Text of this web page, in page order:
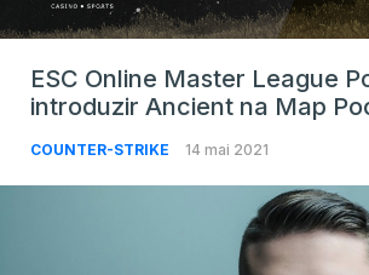
ESC Online Master League
introduzir Ancient na Map
COUNTER-STRIKE 14 mai 2021